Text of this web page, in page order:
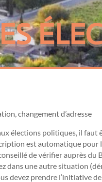
changement d’adresse
élections politiques, il faut
est automatique pour
de vérifier auprès du
dans une autre situation
devez prendre l’initiative